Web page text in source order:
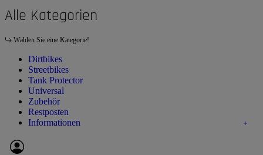
Alle Kategorien
Wählen Sie eine Kategorie!
Dirtbikes
Streetbikes
Tank Protector
Universal
Zubehör
Restposten
Informationen